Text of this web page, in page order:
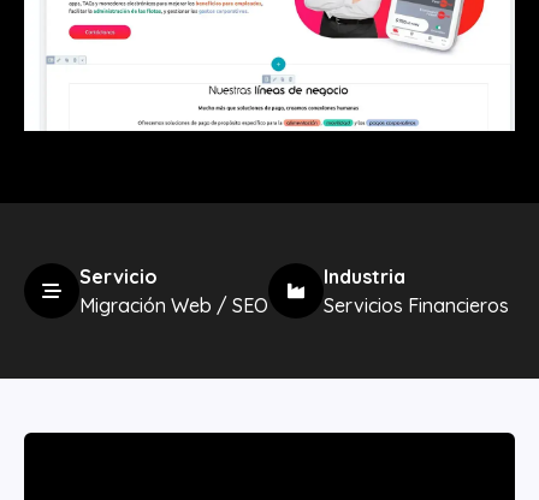
Servicio
Migración Web / SEO
Industria
Servicios Financieros